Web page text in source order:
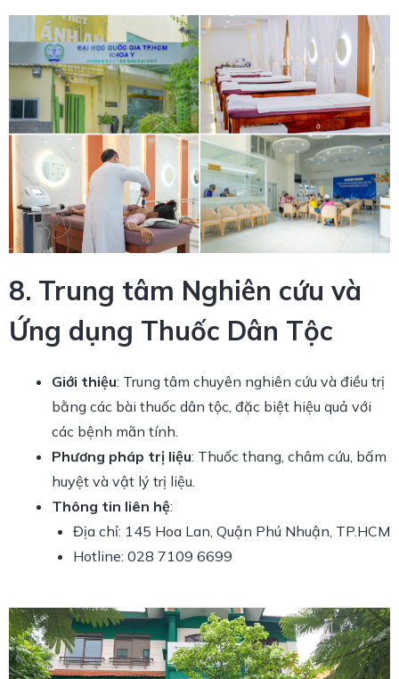
8. Trung tâm Nghiên cứu và
Ứng dụng Thuốc Dân Tộc
Giới thiệu: Trung tâm chuyên nghiên cứu và điều trị
bằng các bài thuốc dân tộc, đặc biệt hiệu quả với
các bệnh mãn tính.
Phương pháp trị liệu: Thuốc thang, châm cứu, bấm
huyệt và vật lý trị liệu.
Thông tin liên hệ:
Địa chỉ: 145 Hoa Lan, Quận Phú Nhuận, TP.HCM
Hotline: 028 7109 6699